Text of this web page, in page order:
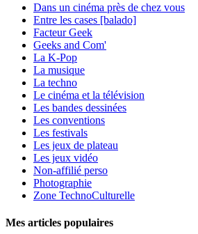
Dans un cinéma près de chez vous
Entre les cases [balado]
Facteur Geek
Geeks and Com'
La K-Pop
La musique
La techno
Le cinéma et la télévision
Les bandes dessinées
Les conventions
Les festivals
Les jeux de plateau
Les jeux vidéo
Non-affilié perso
Photographie
Zone TechnoCulturelle
Mes articles populaires